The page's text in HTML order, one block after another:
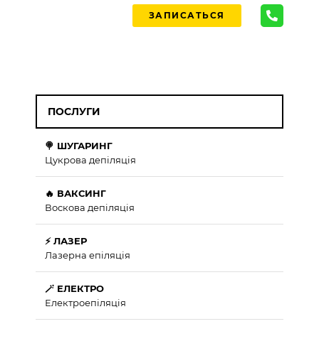
ЗАПИСАТЬСЯ
ПОСЛУГИ
🍭 ШУГАРИНГ
Цукрова депіляція
🔥 ВАКСИНГ
Воскова депіляція
⚡ ЛАЗЕР
Лазерна епіляція
🪄 ЕЛЕКТРО
Електроепіляція